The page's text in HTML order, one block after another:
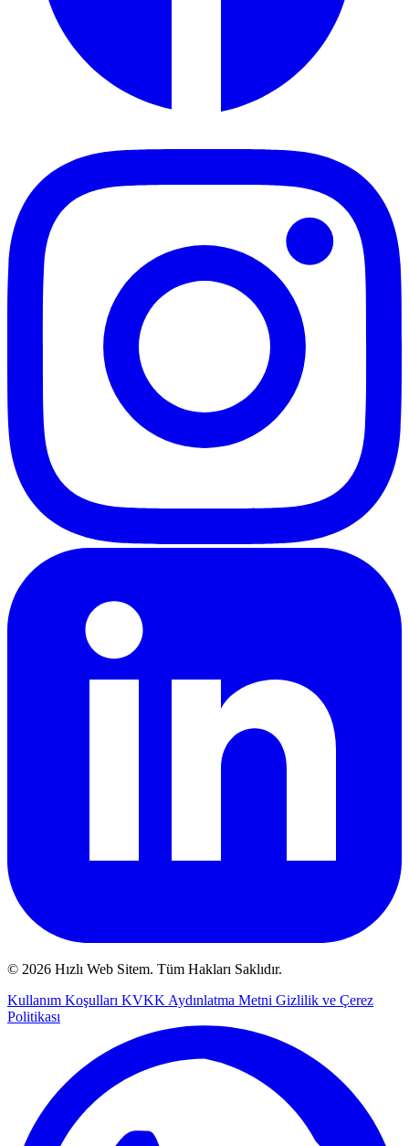
© 2026 Hızlı Web Sitem. Tüm Hakları Saklıdır.
Kullanım Koşulları KVKK Aydınlatma Metni Gizlilik ve Çerez
Politikası